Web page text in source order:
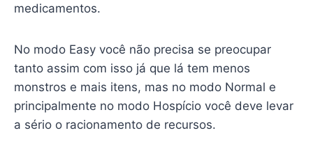
medicamentos.
No modo Easy você não precisa se preocupar
tanto assim com isso já que lá tem menos
monstros e mais itens, mas no modo Normal e
principalmente no modo Hospício você deve levar
a sério o racionamento de recursos.